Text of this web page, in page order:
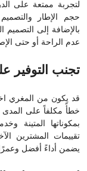
لتجربة ممتعة على
حجم الإطار
بالإضافة إلى
عدم الراحة أو حتى
تجنب التوفير
قد يكون من المغري
خطأً مكلفاً على
بمكوناتها المتينة
تقييمات المشترين
يضمن أداءً أفضل